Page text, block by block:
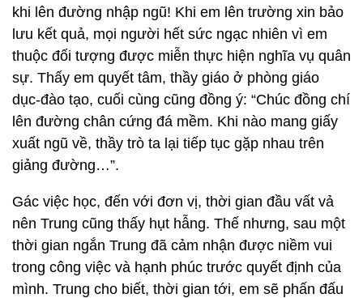
khi lên đường nhập ngũ! Khi em lên trường xin bảo
lưu kết quả, mọi người hết sức ngạc nhiên vì em
thuộc đối tượng được miễn thực hiện nghĩa vụ quân
sự. Thấy em quyết tâm, thầy giáo ở phòng giáo
dục-đào tạo, cuối cùng cũng đồng ý: “Chúc đồng chí
lên đường chân cứng đá mềm. Khi nào mang giấy
xuất ngũ về, thầy trò ta lại tiếp tục gặp nhau trên
giảng đường…”.
Gác việc học, đến với đơn vị, thời gian đầu vất vả
nên Trung cũng thấy hụt hẫng. Thế nhưng, sau một
thời gian ngắn Trung đã cảm nhận được niềm vui
trong công việc và hạnh phúc trước quyết định của
mình. Trung cho biết, thời gian tới, em sẽ phấn đấu